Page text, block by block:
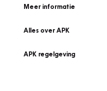
Meer informatie
Alles over APK
APK regelgeving